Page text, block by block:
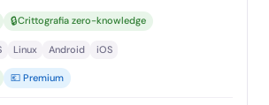
🔒Crittografia zero-knowledge
Linux Android iOS
💶 Premium